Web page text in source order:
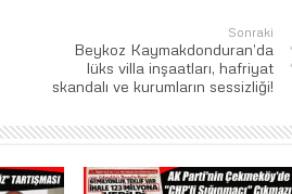
Sonraki
Beykoz Kaymakdonduran’da
lüks villa inşaatları, hafriyat
skandalı ve kurumların sessizliği!